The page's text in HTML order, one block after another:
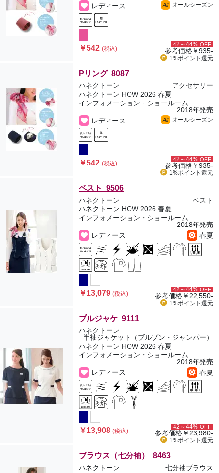
レディース
All オールシーズン
￥542(税込)
42～44% OFF
参考価格￥935-
1%ポイント 還元
Pリング 8087
ハネクトーン
アクセサリー
ハネクトーン HOW 2026 春夏
インフォメーション・ショールーム
2018年発売
レディース
All オールシーズン
￥542(税込)
42～44% OFF
参考価格￥935-
1%ポイント 還元
ベスト 9506
ハネクトーン
ベスト
ハネクトーン HOW 2026 春夏
インフォメーション・ショールーム
2018年発売
レディース
春夏
￥13,079(税込)
42～44% OFF
参考価格￥22,550-
1%ポイント 還元
プルジャケ 9111
ハネクトーン
半袖ジャケット（ブルゾン・ジャンパー）
ハネクトーン HOW 2026 春夏
インフォメーション・ショールーム
2018年発売
レディース
春夏
￥13,908(税込)
42～44% OFF
参考価格￥23,980-
1%ポイント 還元
ブラウス（七分袖） 8463
ハネクトーン
七分袖ブラウス